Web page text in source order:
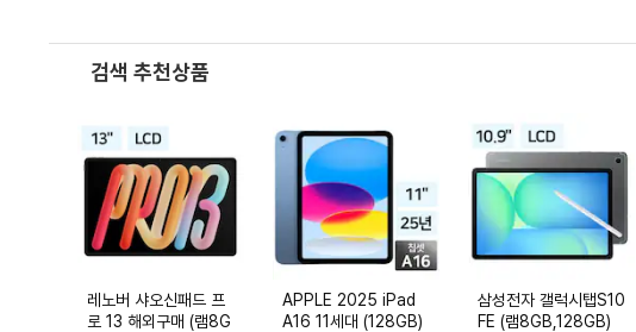
검색 추천상품
레노버 샤오신패드 프
로 13 해외구매 (램8G
APPLE 2025 iPad
A16 11세대 (128GB)
삼성전자 갤럭시탭S10
FE (램8GB,128GB)